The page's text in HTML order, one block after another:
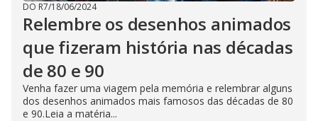
DO R7/18/06/2024
Relembre os desenhos animados
que fizeram história nas décadas
de 80 e 90
Venha fazer uma viagem pela memória e relembrar alguns
dos desenhos animados mais famosos das décadas de 80
e 90.Leia a matéria...